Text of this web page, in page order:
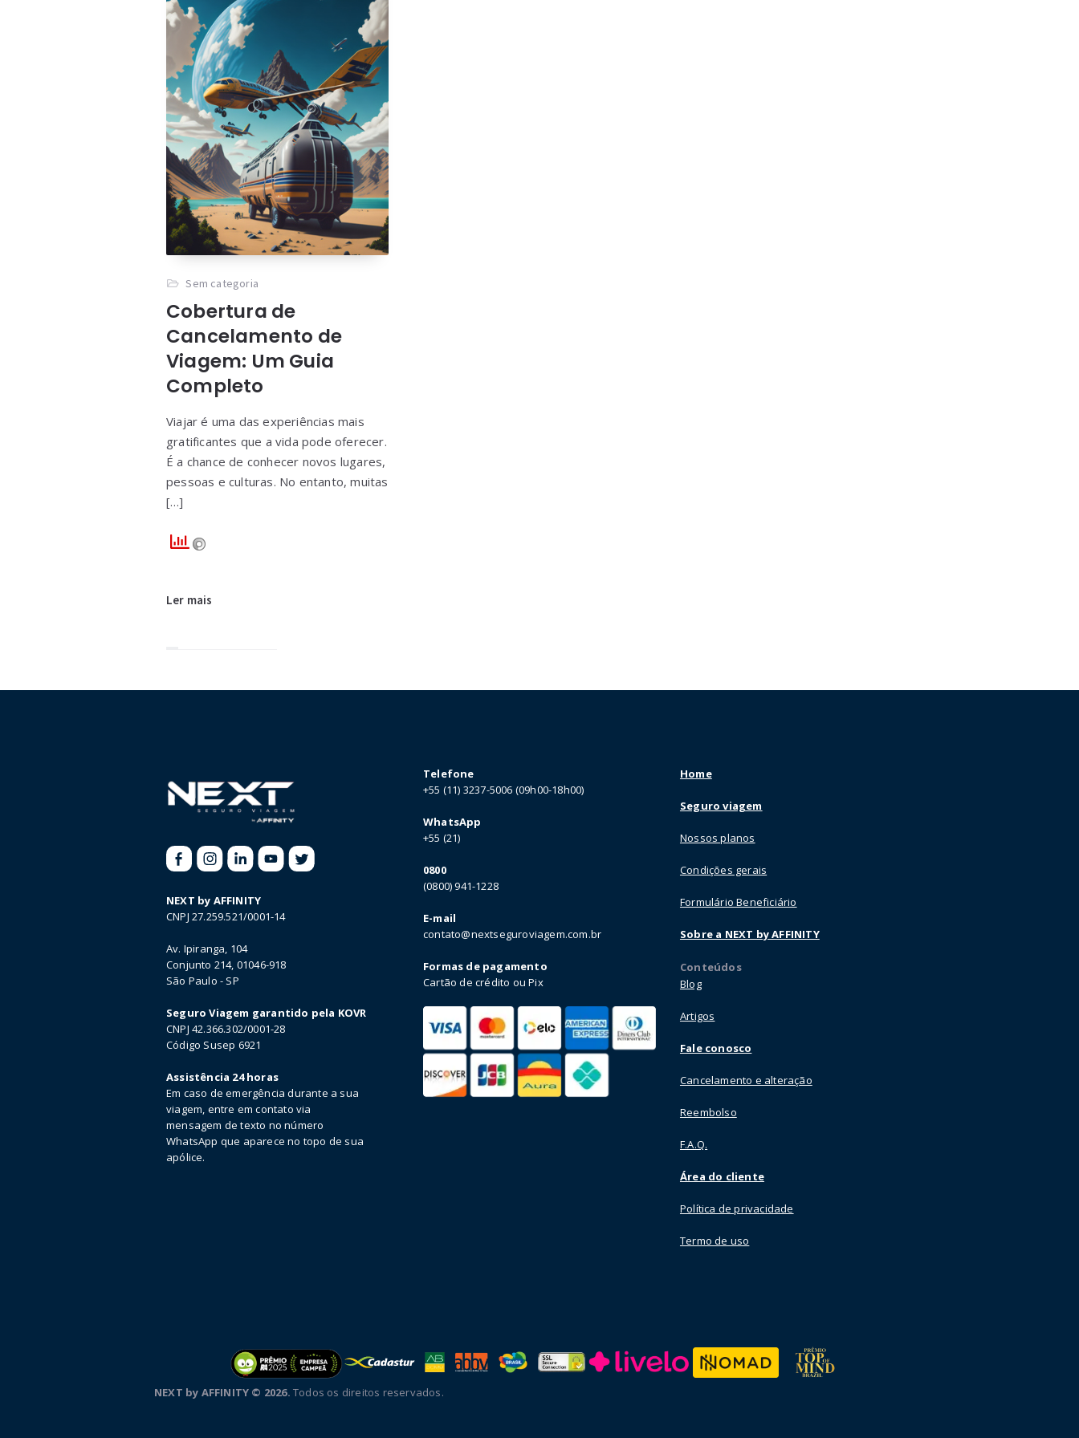
Sem categoria
Cobertura de
Cancelamento de
Viagem: Um Guia
Completo
Viajar é uma das experiências mais
gratificantes que a vida pode oferecer.
É a chance de conhecer novos lugares,
pessoas e culturas. No entanto, muitas
[…]
Ler mais
NEXT by AFFINITY
CNPJ 27.259.521/0001-14
Av. Ipiranga, 104
Conjunto 214, 01046-918
São Paulo - SP
Seguro Viagem garantido pela KOVR
CNPJ 42.366.302/0001-28
Código Susep 6921
Assistência 24 horas
Em caso de emergência durante a sua
viagem, entre em contato via
mensagem de texto no número
WhatsApp que aparece no topo de sua
apólice.
Telefone
+55 (11) 3237-5006 (09h00-18h00)
WhatsApp
+55 (21)
0800
(0800) 941-1228
E-mail
contato@nextseguroviagem.com.br
Formas de pagamento
Cartão de crédito ou Pix
Home
Seguro viagem
Nossos planos
Condições gerais
Formulário Beneficiário
Sobre a NEXT by AFFINITY
Conteúdos
Blog
Artigos
Fale conosco
Cancelamento e alteração
Reembolso
F.A.Q.
Área do cliente
Política de privacidade
Termo de uso
NEXT by AFFINITY © 2026. Todos os direitos reservados.